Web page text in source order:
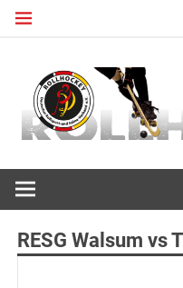
Zum
RESG Walsum vs